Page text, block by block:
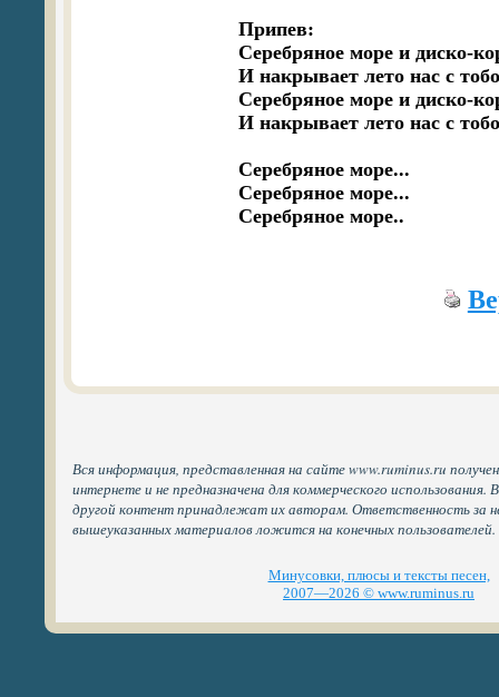
Припев:
Серебряное море и диско-
И накрывает лето нас с
Серебряное море и диско-
И накрывает лето нас с
Серебряное море...
Серебряное море...
Серебряное море..
Вся информация, представленная на сайте www.ruminus.ru
интернете и не предназначена для коммерческого
другой контент принадлежат их авторам. Ответственность за
вышеуказанных материалов ложится на конечных пользователей.
Минусовки, плюсы и тексты песен,
2007—2026 © www.ruminus.ru